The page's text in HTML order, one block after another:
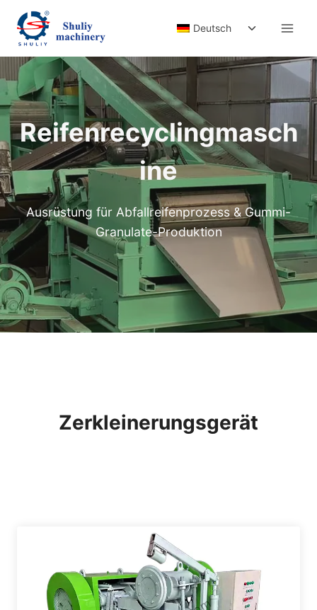
Inhalt
springen
Deutsch
Untermenü
Reifenrecyclingmasch
ine
Ausrüstung für Abfallreifenprozess & Gummi-
Granulate-Produktion
Zerkleinerungsgerät